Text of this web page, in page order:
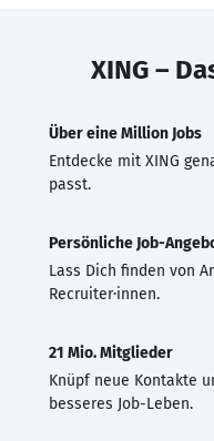
XING –
Über eine Million Jobs
Entdecke mit XING
passt.
Persönliche Job-
Lass Dich finden von
Recruiter·innen.
21 Mio. Mitglieder
Knüpf neue Kontakte
besseres Job-Leben.